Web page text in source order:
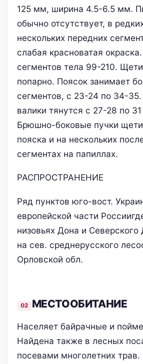
125 мм, ширина 4.5-6.5 мм.
обычно отсутствует, в
нескольких передних
слабая красноватая
сегментов тела 99-210.
попарно. Поясок занимает
сегментов, с 23-24 по 34-
валики тянутся с 27-28 по 31
Брюшно-боковые пучки
пояска и на нескольких
сегментах на папиллах.
РАСПРОСТРАНЕНИЕ
Ряд пунктов юго-вост.
европейской части
низовьях Дона и
на сев. среднерусского
Орловской обл.
МЕСТООБИТАНИЕ
Населяет байрачные и
Найдена также в лесных
посевами многолетних трав.